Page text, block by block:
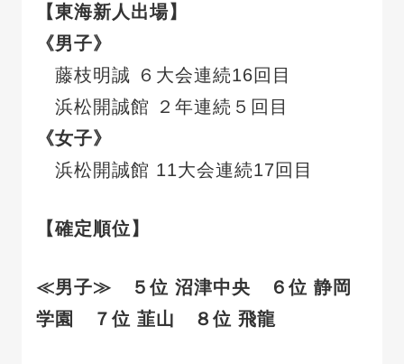
【東海新人出場】
《男子》
藤枝明誠 ６大会連続16回目
浜松開誠館 ２年連続５回目
《女子》
浜松開誠館 11大会連続17回目
【確定順位】
≪男子≫ ５位 沼津中央 ６位 静岡
学園 ７位 韮山 ８位 飛龍